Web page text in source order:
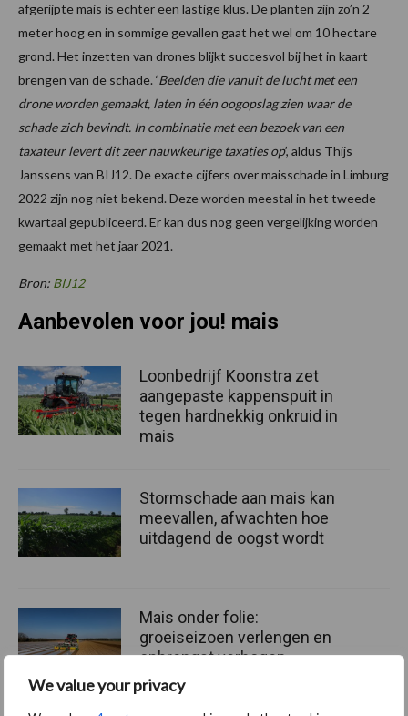
We value your privacy
afgerijpte mais is echter een lastige klus. De planten zijn zo’n 2
meter hoog en in sommige gevallen gaat het wel om 10 hectare
grond. Het inzetten van drones blijkt succesvol bij het in kaart
brengen van de schade. ‘Beelden die vanuit de lucht met een
drone worden gemaakt, laten in één oogopslag zien waar de
schade zich bevindt. In combinatie met een bezoek van een
taxateur levert dit zeer nauwkeurige taxaties op’, aldus Thijs
Janssens van BIJ12. De exacte cijfers over maisschade in Limburg
2022 zijn nog niet bekend. Deze worden meestal in het tweede
kwartaal gepubliceerd. Er kan dus nog geen vergelijking worden
gemaakt met het jaar 2021.
Bron: BIJ12
Aanbevolen voor jou! mais
Loonbedrijf Koonstra zet
aangepaste kappenspuit in
tegen hardnekkig onkruid in
mais
Stormschade aan mais kan
meevallen, afwachten hoe
uitdagend de oogst wordt
Mais onder folie:
groeiseizoen verlengen en
opbrengst verhogen